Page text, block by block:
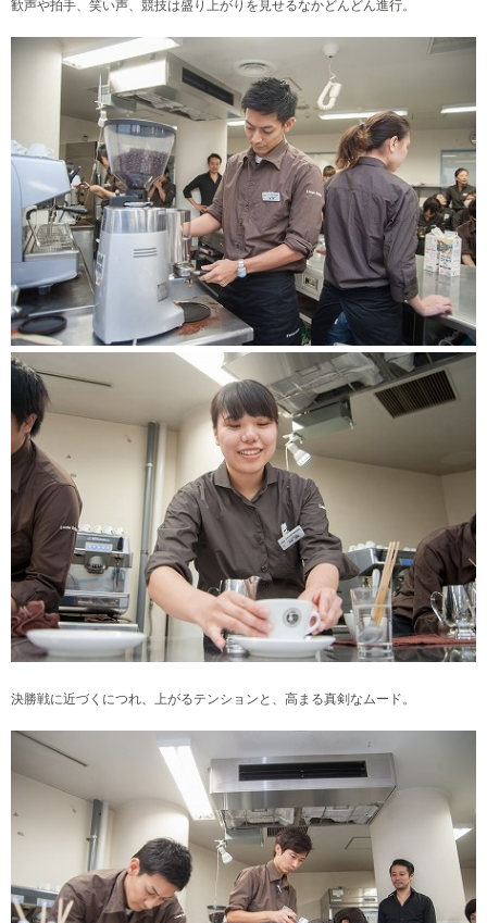
歓声や拍手、笑い声、 競技は盛り上がりを見せるなかどんどん進行。
決勝戦に近づくにつれ、上がるテンションと、高まる真剣なムード。